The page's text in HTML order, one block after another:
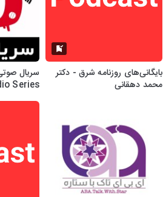
بایگانی‌های روزنامه شرق - دکتر
محمد دهقانی
سریال
Series